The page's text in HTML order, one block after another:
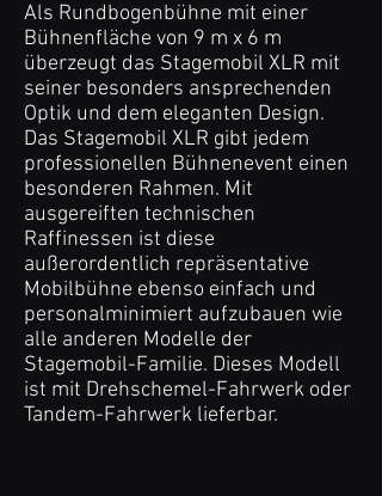
Als Rundbogenbühne mit einer
Bühnenfläche von 9 m x 6 m
überzeugt das Stagemobil XLR mit
seiner besonders ansprechenden
Optik und dem eleganten Design.
Das Stagemobil XLR gibt jedem
professionellen Bühnenevent einen
besonderen Rahmen. Mit
ausgereiften technischen
Raffinessen ist diese
außerordentlich repräsentative
Mobilbühne ebenso einfach und
personalminimiert aufzubauen wie
alle anderen Modelle der
Stagemobil-Familie. Dieses Modell
ist mit Drehschemel-Fahrwerk oder
Tandem-Fahrwerk lieferbar.